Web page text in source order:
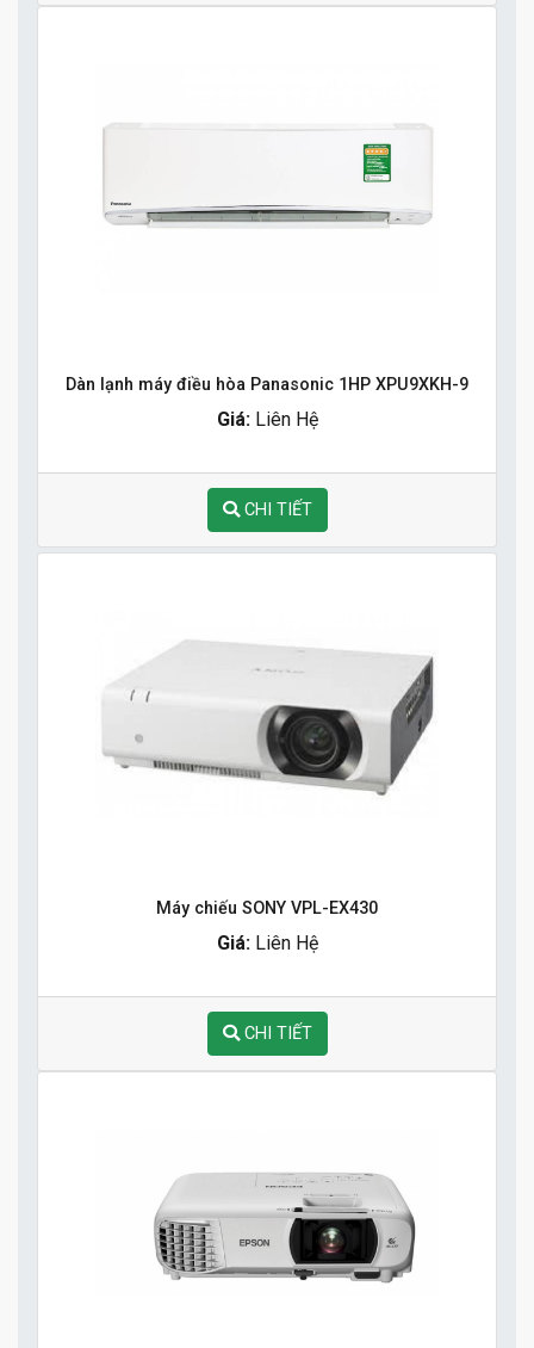
Dàn lạnh máy điều hòa Panasonic 1HP XPU9XKH-9
Giá: Liên Hệ
CHI TIẾT
Máy chiếu SONY VPL-EX430
Giá: Liên Hệ
CHI TIẾT